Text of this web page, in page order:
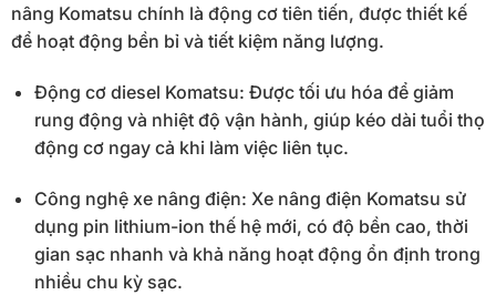
nâng Komatsu chính là động cơ tiên tiến, được thiết kế
để hoạt động bền bỉ và tiết kiệm năng lượng.
Động cơ diesel Komatsu: Được tối ưu hóa để giảm
rung động và nhiệt độ vận hành, giúp kéo dài tuổi thọ
động cơ ngay cả khi làm việc liên tục.
Công nghệ xe nâng điện: Xe nâng điện Komatsu sử
dụng pin lithium-ion thế hệ mới, có độ bền cao, thời
gian sạc nhanh và khả năng hoạt động ổn định trong
nhiều chu kỳ sạc.